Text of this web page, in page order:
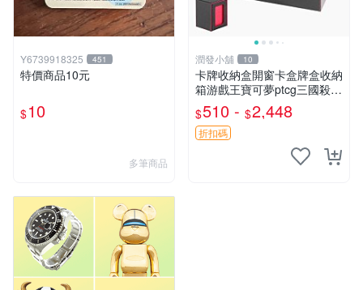
Y6739918325 451
特價商品10元
$10
多筆商品
潤發小舖 10
卡牌收納盒開窗卡盒牌盒收納
箱游戲王寶可夢ptcg三國殺海
賊王dtcg
$510 - $2,448
折扣碼